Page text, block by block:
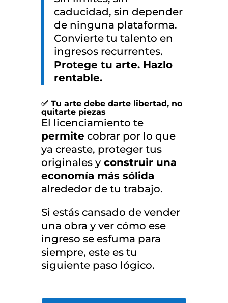
caducidad, sin depender
de ninguna plataforma.
Convierte tu talento en
ingresos recurrentes.
Protege tu arte. Hazlo
rentable.
✅ Tu arte debe darte libertad, no
quitarte piezas
El licenciamiento te
permite cobrar por lo que
ya creaste, proteger tus
originales yconstruir una
economía más sólida
alrededor de tu trabajo.
Si estás cansado de vender
una obra y ver cómo ese
ingreso se esfuma para
siempre, este es tu
siguiente paso lógico.